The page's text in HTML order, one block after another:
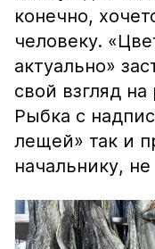
конечно,
человеку.
актуально»
свой взгляд
Рыбка с
лещей» так и
начальнику,